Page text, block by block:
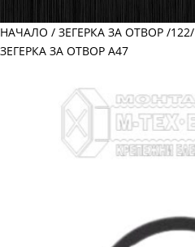
НАЧАЛО / ЗЕГЕРКА ЗА ОТВОР /122/
ЗЕГЕРКА ЗА ОТВОР А47